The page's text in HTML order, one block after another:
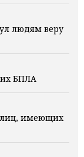
людям веру
БПЛА
лиц, имеющих